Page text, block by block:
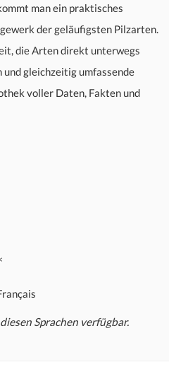
man ein praktisches
der geläufigsten Pilzarten.
die Arten direkt unterwegs
und gleichzeitig umfassende
voller Daten, Fakten und
Sprachen verfügbar.